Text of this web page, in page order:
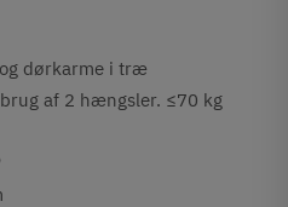
dørkarme i træ
af 2 hængsler. ≤70 kg